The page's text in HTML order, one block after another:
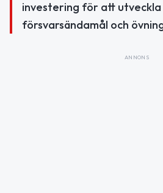
investering för att
försvarsändamål och
ANNONS